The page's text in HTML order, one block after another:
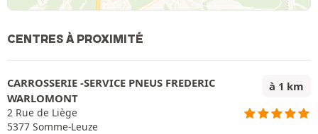
CENTRES À PROXIMITÉ
CARROSSERIE -SERVICE PNEUS FREDERIC
WARLOMONT
2 Rue de Liège
5377 Somme-Leuze
à 1 km